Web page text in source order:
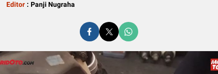
Editor : Panji Nugraha